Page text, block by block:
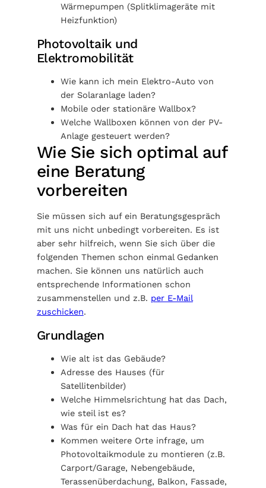
Wärmepumpen (Splitklimageräte mit
Heizfunktion)
Photovoltaik und
Elektromobilität
Wie kann ich mein Elektro-Auto von
der Solaranlage laden?
Mobile oder stationäre Wallbox?
Welche Wallboxen können von der PV-
Anlage gesteuert werden?
Wie Sie sich optimal auf
eine Beratung
vorbereiten
Sie müssen sich auf ein Beratungsgespräch
mit uns nicht unbedingt vorbereiten. Es ist
aber sehr hilfreich, wenn Sie sich über die
folgenden Themen schon einmal Gedanken
machen. Sie können uns natürlich auch
entsprechende Informationen schon
zusammenstellen und z.B. per E-Mail
zuschicken.
Grundlagen
Wie alt ist das Gebäude?
Adresse des Hauses (für
Satellitenbilder)
Welche Himmelsrichtung hat das Dach,
wie steil ist es?
Was für ein Dach hat das Haus?
Kommen weitere Orte infrage, um
Photovoltaikmodule zu montieren (z.B.
Carport/Garage, Nebengebäude,
Terassenüberdachung, Balkon, Fassade,